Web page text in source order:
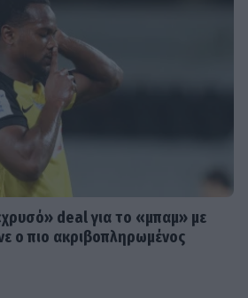
deal για το «μπαμ» με
ο πιο ακριβοπληρωμένος